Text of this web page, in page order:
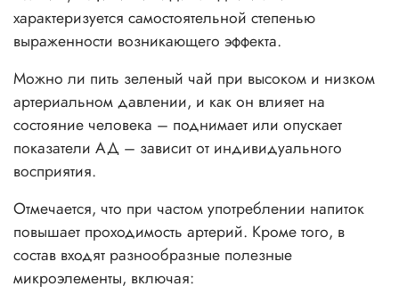
характеризуется самостоятельной степенью
выраженности возникающего эффекта.
Можно ли пить зеленый чай при высоком и низком
артериальном давлении, и как он влияет на
состояние человека – поднимает или опускает
показатели АД – зависит от индивидуального
восприятия.
Отмечается, что при частом употреблении напиток
повышает проходимость артерий. Кроме того, в
состав входят разнообразные полезные
микроэлементы, включая: